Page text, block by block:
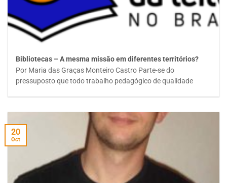
Bibliotecas – A mesma missão em diferentes territórios?
Por Maria das Graças Monteiro Castro Parte-se do
pressuposto que todo trabalho pedagógico de qualidade
20
Oct